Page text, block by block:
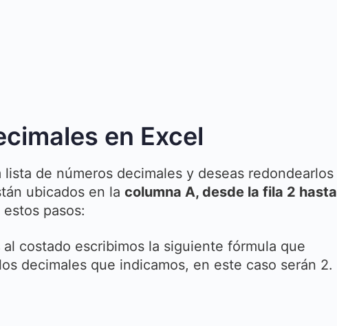
en Excel
de números decimales y deseas redondearlos
ubicados en la columna A, desde la fila 2
pasos:
costado escribimos la siguiente fórmula que
decimales que indicamos, en este caso serán 2.